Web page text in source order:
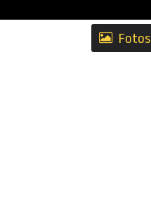
Fotos